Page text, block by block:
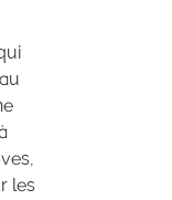
les